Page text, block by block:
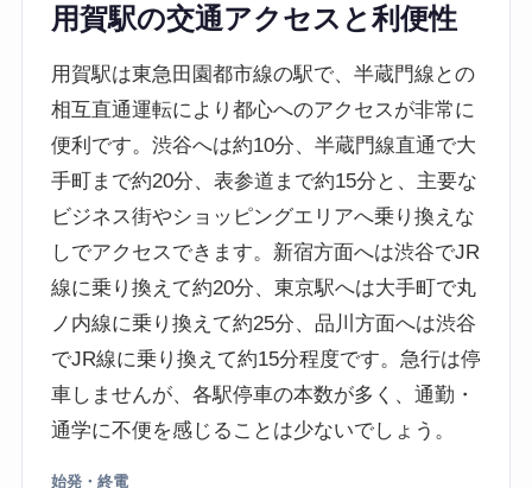
用賀駅の交通アクセスと利便性
用賀駅は東急田園都市線の駅で、半蔵門線との
相互直通運転により都心へのアクセスが非常に
便利です。渋谷へは約10分、半蔵門線直通で大
手町まで約20分、表参道まで約15分と、主要な
ビジネス街やショッピングエリアへ乗り換えな
しでアクセスできます。新宿方面へは渋谷でJR
線に乗り換えて約20分、東京駅へは大手町で丸
ノ内線に乗り換えて約25分、品川方面へは渋谷
でJR線に乗り換えて約15分程度です。急行は停
車しませんが、各駅停車の本数が多く、通勤・
通学に不便を感じることは少ないでしょう。
始発・終電